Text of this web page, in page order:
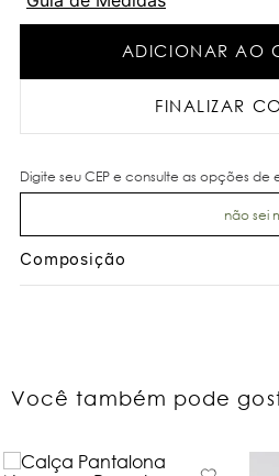
ADICIONAR AO
FINALIZAR
não sei
Composição
Você também pode